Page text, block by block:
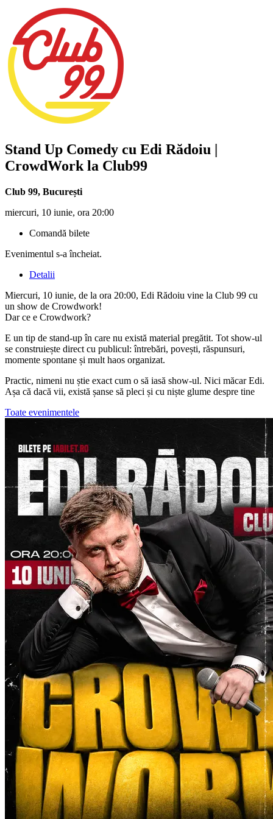
Stand Up Comedy cu Edi Rădoiu |
CrowdWork la Club99
Club 99, București
miercuri, 10 iunie, ora 20:00
Comandă bilete
Evenimentul s-a încheiat.
Detalii
Miercuri, 10 iunie, de la ora 20:00, Edi Rădoiu vine la Club 99 cu
un show de Crowdwork!
Dar ce e Crowdwork?
E un tip de stand-up în care nu există material pregătit. Tot show-ul
se construiește direct cu publicul: întrebări, povești, răspunsuri,
momente spontane și mult haos organizat.
Practic, nimeni nu știe exact cum o să iasă show-ul. Nici măcar Edi.
Așa că dacă vii, există șanse să pleci și cu niște glume despre tine
Toate evenimentele